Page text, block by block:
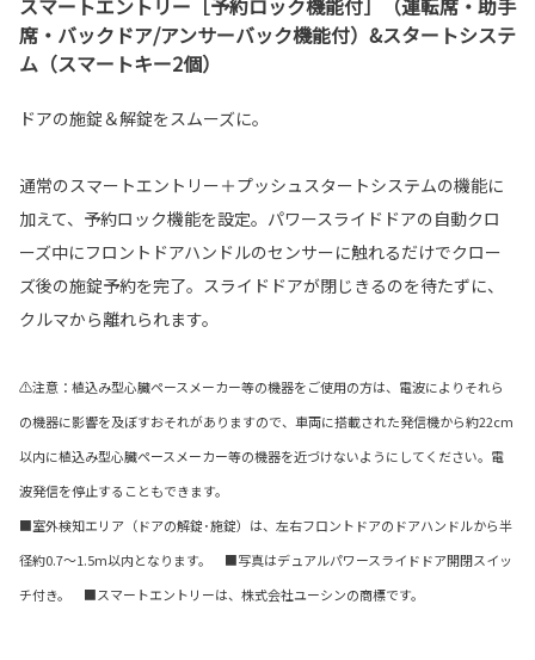
席・バックドア/アンサーバック機能付）&スタートシステ
ム（スマートキー2個）
ドアの施錠＆解錠をスムーズに。
通常のスマートエントリー＋プッシュスタートシステムの機能に
加えて、予約ロック機能を設定。パワースライドドアの自動クロ
ーズ中にフロントドアハンドルのセンサーに触れるだけでクロー
ズ後の施錠予約を完了。スライドドアが閉じきるのを待たずに、
クルマから離れられます。
⚠注意：植込み型心臓ペースメーカー等の機器をご使用の方は、電波によりそれら
の機器に影響を及ぼすおそれがありますので、車両に搭載された発信機から約22cm
以内に植込み型心臓ペースメーカー等の機器を近づけないようにしてください。電
波発信を停止することもできます。
■室外検知エリア（ドアの解錠･施錠）は、左右フロントドアのドアハンドルから半
径約0.7～1.5m以内となります。 ■写真はデュアルパワースライドドア開閉スイッ
チ付き。 ■スマートエントリーは、株式会社ユーシンの商標です。